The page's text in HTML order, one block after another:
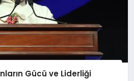
Gücü ve Liderliği